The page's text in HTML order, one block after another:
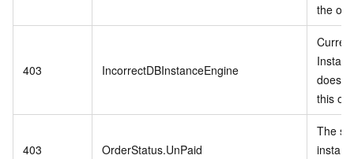
the
403 IncorrectDBInstanceEngine
does
this
403 OrderStatus.UnPaid
The